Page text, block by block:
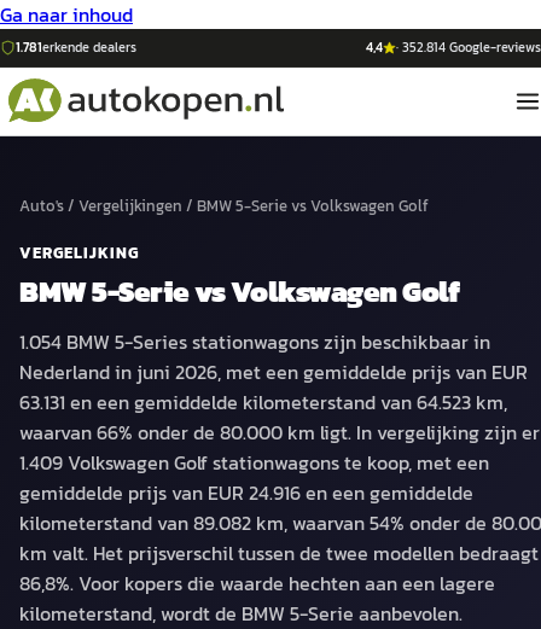
Ga naar inhoud
1.781erkende dealers 4,4 ·352.814Google-reviews
Auto's/ Vergelijkingen / BMW 5-SerievsVolkswagen Golf
VERGELIJKING
BMW 5-SerievsVolkswagen Golf
1.054 BMW 5-Series stationwagons zijn beschikbaar in
Nederland in juni 2026, met een gemiddelde prijs van EUR
63.131 en een gemiddelde kilometerstand van 64.523 km,
waarvan 66% onder de 80.000 km ligt. In vergelijking zijn er
1.409 Volkswagen Golf stationwagons te koop, met een
gemiddelde prijs van EUR 24.916 en een gemiddelde
kilometerstand van 89.082 km, waarvan 54% onder de
km valt. Het prijsverschil tussen de twee modellen bedraagt
86,8%. Voor kopers die waarde hechten aan een lagere
kilometerstand, wordt de BMW 5-Serie aanbevolen.